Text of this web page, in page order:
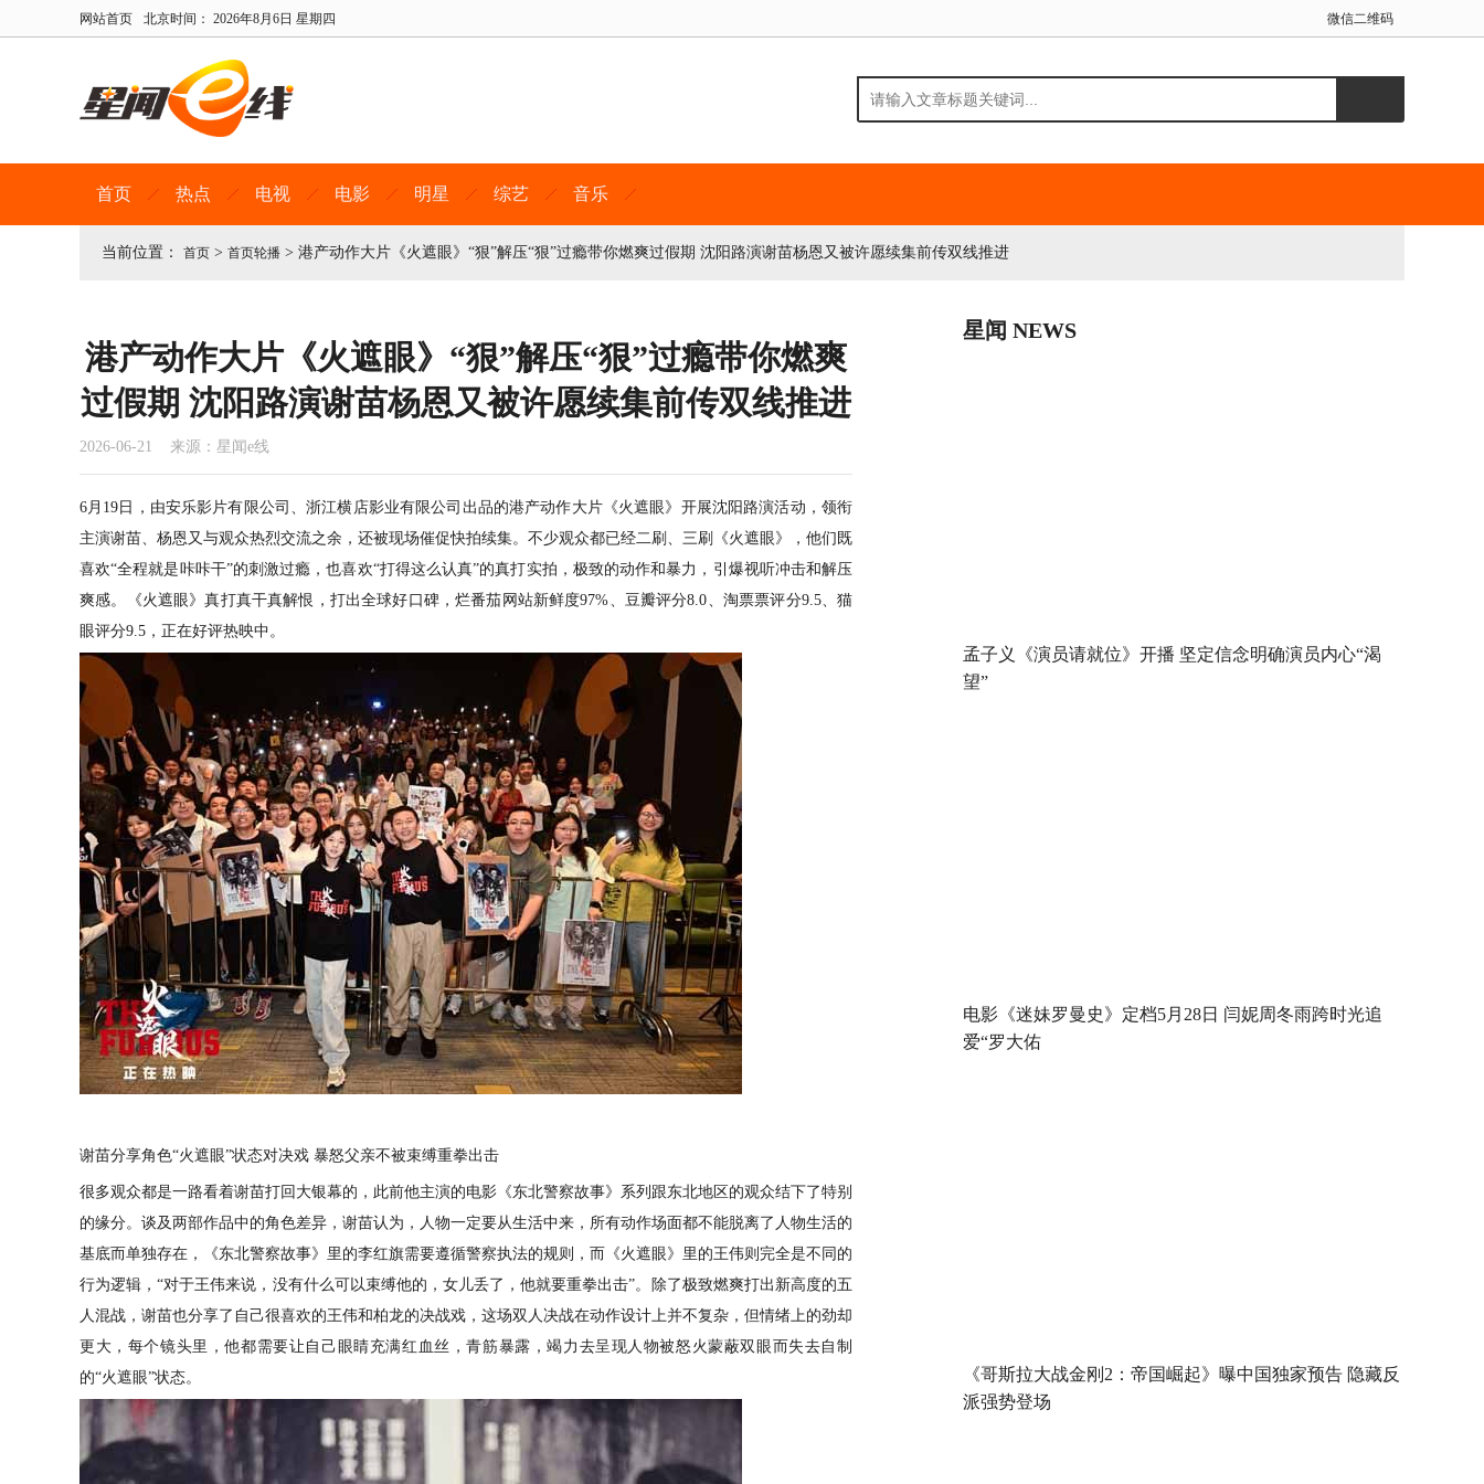
网站首页 北京时间： 2026年8月6日 星期四 微信二维码
首页 热点 电视 电影 明星 综艺 音乐
当前位置： 首页 > 首页轮播 > 港产动作大片《火遮眼》“狠”解压“狠”过瘾带你燃爽过假期 沈阳路演谢苗杨恩又被许愿续集前传双线推进
港产动作大片《火遮眼》“狠”解压“狠”过瘾带你燃爽
过假期 沈阳路演谢苗杨恩又被许愿续集前传双线推进
2026-06-21 来源：星闻e线
6月19日， 由安乐影片有限公司、浙江横店影业有限公司出品的港产动作大片《火遮眼》 开展沈阳路演活动，领衔
主演谢苗、杨恩又与观众热烈交流之余，还被现场催促快拍续集。不少观众都已经二刷、三刷《火遮眼》，他们既
喜欢“全程就是咔咔干”的刺激过瘾，也喜欢“打得这么认真”的真打实拍， 极致的动作和暴力，引爆视听冲击和解压
爽感。《火遮眼》真打真干真解恨，打出全球好口碑，烂番茄网站新鲜度97%、豆瓣评分8.0、淘票票评分9.5、猫
眼评分9.5，正在好评热映中。
谢苗分享角色“火遮眼”状态对决戏 暴怒父亲不被束缚重拳出击
很多观众都是一路看着谢苗打回大银幕的，此前他主演的电影《东北警察故事》系列跟东北地区的观众结下了特别
的缘分。谈及两部作品中的角色差异，谢苗认为， 人物一定要从生活中来，所有动作场面都不能脱离了 人物生活的
基底而单独存在，
《东北警察故事》里的李红旗需要遵循警察执法的规则 ， 而《火遮眼》里的王伟则完全是不同的
行为逻辑，“对于王伟来说，没有什么可以束缚他的，女儿丢了，他就要重拳出击”。
除了极致燃爽打出新高度的五
人混战，谢苗也分享了自己很喜欢的王伟和柏龙的决战戏，这场双人决战在动作设计上并不复杂，但情绪上的劲却
更大， 每个镜头里，他都需要让自己 眼睛充满红血丝，青筋暴露，竭力去呈现人物被怒火蒙蔽双眼而失去自制
的“火遮眼”状态。
星闻 NEWS
孟子义《演员请就位》开播 坚定信念明确演员内心“渴
望”
电影《迷妹罗曼史》定档5月28日 闫妮周冬雨跨时光追
爱“罗大佑
《哥斯拉大战金刚2：帝国崛起》曝中国独家预告 隐藏反
派强势登场